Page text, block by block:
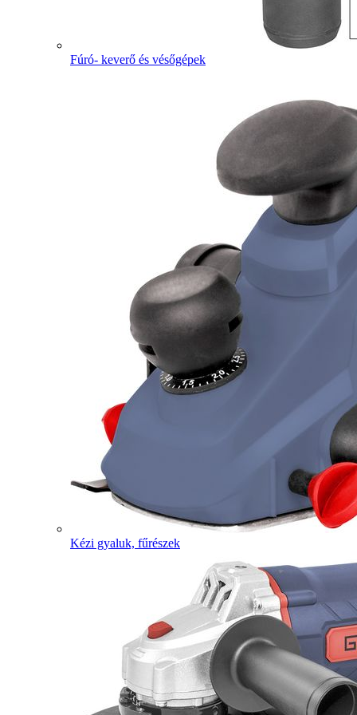
Fúró- keverő és vésőgépek
Kézi gyaluk, fűrészek